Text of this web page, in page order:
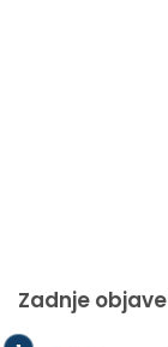
Zadnje objave